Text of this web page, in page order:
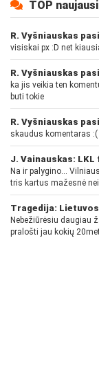
TOP
visiskai px :D net
ka jis veikia ten
buti tokie
skaudus komentaras :(
Na ir palygino...
tris kartus mažesnė
pinigų - nėra gerų
Nebežiūrėsiu daugiau
pralošti jau kokių